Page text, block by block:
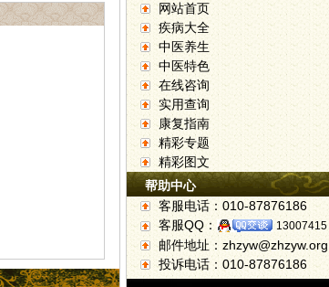
网站首页
疾病大全
中医养生
中医特色
在线咨询
实用查询
康复指南
精彩专题
精彩图文
帮助中心
客服电话：010-87876186
客服QQ：
13007415
邮件地址：zhzyw@zhzyw.org
投诉电话：010-87876186